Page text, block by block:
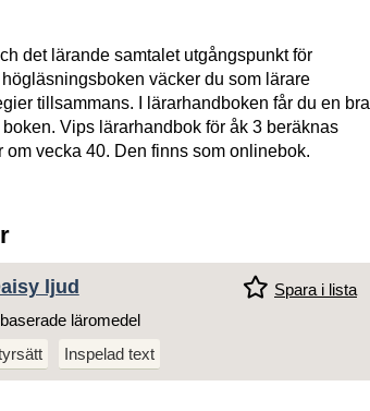
det lärande samtalet utgångspunkt för
väcker du som lärare
tillsammans. I lärarhandboken får du en bra
Vips lärarhandbok för åk 3 beräknas
vecka 40. Den finns som onlinebok.
ljud
Spara i lista
läromedel
Inspelad text